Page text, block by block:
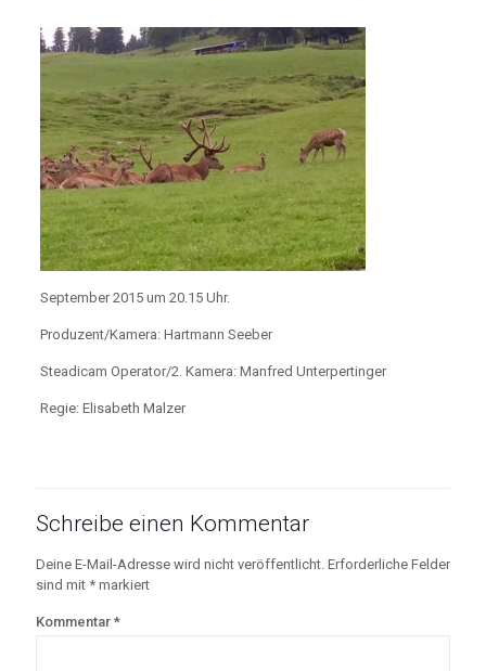
September 2015 um 20.15 Uhr.
Produzent/Kamera: Hartmann Seeber
Steadicam Operator/2. Kamera: Manfred Unterpertinger
Regie: Elisabeth Malzer
Schreibe einen Kommentar
Deine E-Mail-Adresse wird nicht veröffentlicht. Erforderliche Felder
sind mit * markiert
Kommentar *